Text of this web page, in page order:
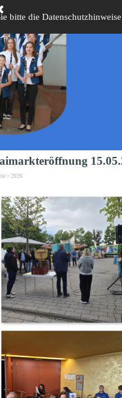
bitte die
▼
▼
> 2026